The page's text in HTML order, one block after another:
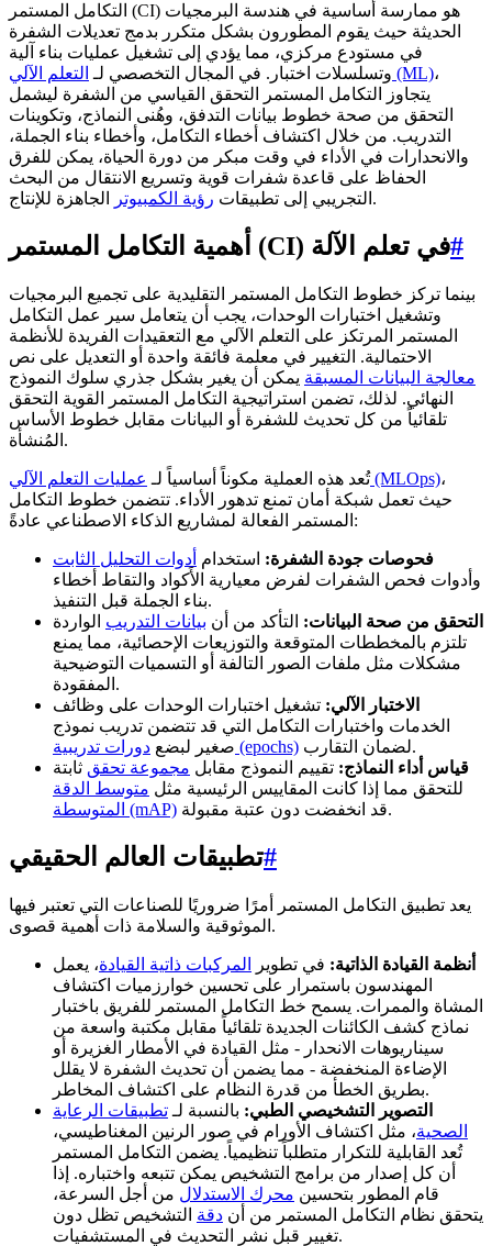
التكامل المستمر (CI) هو ممارسة أساسية في هندسة البرمجيات
الحديثة حيث يقوم المطورون بشكل متكرر بدمج تعديلات الشفرة
في مستودع مركزي، مما يؤدي إلى تشغيل عمليات بناء آلية
وتسلسلات اختبار. في المجال التخصصي لـ التعلم الآلي (ML)،
يتجاوز التكامل المستمر التحقق القياسي من الشفرة ليشمل
التحقق من صحة خطوط بيانات التدفق، وهُنى النماذج، وتكوينات
التدريب. من خلال اكتشاف أخطاء التكامل، وأخطاء بناء الجملة،
والانحدارات في الأداء في وقت مبكر من دورة الحياة، يمكن للفرق
الحفاظ على قاعدة شفرات قوية وتسريع الانتقال من البحث
التجريبي إلى تطبيقات رؤية الكمبيوتر الجاهزة للإنتاج.
أهمية التكامل المستمر (CI) في تعلم الآلة#
بينما تركز خطوط التكامل المستمر التقليدية على تجميع البرمجيات
وتشغيل اختبارات الوحدات، يجب أن يتعامل سير عمل التكامل
المستمر المرتكز على التعلم الآلي مع التعقيدات الفريدة للأنظمة
الاحتمالية. التغيير في معلمة فائقة واحدة أو التعديل على نص
معالجة البيانات المسبقة يمكن أن يغير بشكل جذري سلوك النموذج
النهائي. لذلك، تضمن استراتيجية التكامل المستمر القوية التحقق
تلقائياً من كل تحديث للشفرة أو البيانات مقابل خطوط الأساس
المُنشأة.
تُعد هذه العملية مكوناً أساسياً لـعمليات التعلم الآلي (MLOps)،
حيث تعمل شبكة أمان تمنع تدهور الأداء. تتضمن خطوط التكامل
المستمر الفعالة لمشاريع الذكاء الاصطناعي عادةً:
فحوصات جودة الشفرة: استخدام أدوات التحليل الثابت
وأدوات فحص الشفرات لفرض معيارية الأَكواد والتقاط أخطاء
بناء الجملة قبل التنفيذ.
التحقق من صحة البيانات: التأكد من أن بيانات التدريب الواردة
تلتزم بالمخططات المتوقعة والتوزيعات الإحصائية، مما يمنع
مشكلات مثل ملفات الصور التالفة أو التسميات التوضيحية
المفقودة.
الاختبار الآلي: تشغيل اختبارات الوحدات على وظائف
الخدمات واختبارات التكامل التي قد تتضمن تدريب نموذج
صغير لبضع دورات تدريبية (epochs)
لضمان التقارب.
قياس أداء النماذج: تقييم النموذج مقابل مجموعة تحقق ثابتة
للتحقق مما إذا كانت المقاييس الرئيسية مثل متوسط الدقة
المتوسطة (mAP)
قد انخفضت دون عتبة مقبولة.
تطبيقات العالم الحقيقي#
يعد تطبيق التكامل المستمر أمرًا ضروريًا للصناعات التي تعتبر فيها
الموثوقية والسلامة ذات أهمية قصوى.
أنظمة القيادة الذاتية: في تطوير المركبات ذاتية القيادة، يعمل
المهندسون باستمرار على تحسين خوارزميات اكتشاف
المشاة والممرات. يسمح خط التكامل المستمر للفريق باختبار
نماذج كشف الكائنات الجديدة تلقائياً مقابل مكتبة واسعة من
سيناريوهات الانحدار - مثل القيادة في الأمطار الغزيرة أو
الإضاءة المنخفضة - مما يضمن أن تحديث الشفرة لا يقلل
بطريق الخطأ من قدرة النظام على اكتشاف المخاطر.
التصوير التشخيصي الطبي: بالنسبة لـ تطبيقات الرعاية
الصحية، مثل اكتشاف الأورام في صور الرنين المغناطيسي،
تُعد القابلية للتكرار متطلباً تنظيمياً. يضمن التكامل المستمر
أن كل إصدار من برامج التشخيص يمكن تتبعه واختباره. إذا
قام المطور بتحسين محرك الاستدلال من أجل السرعة،
يتحقق نظام التكامل المستمر من أن دقة التشخيص تظل دون
تغيير قبل نشر التحديث في المستشفيات.